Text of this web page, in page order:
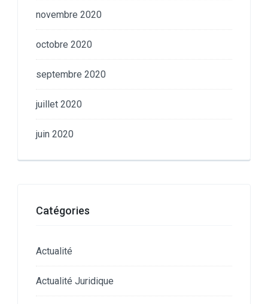
novembre 2020
octobre 2020
septembre 2020
juillet 2020
juin 2020
Catégories
Actualité
Actualité Juridique